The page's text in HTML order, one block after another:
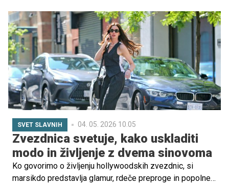
ustvarjalnosti, je prav okolje, v katerem otrok odrašča in
se igra. V zadnjih letih vse več raziskav kaže, da ima
narava pri tem izjemno pomembno vlogo.
SVET SLAVNIH 04. 05. 2026 10.05
Zvezdnica svetuje, kako uskladiti
modo in življenje z dvema sinovoma
Ko govorimo o življenju hollywoodskih zvezdnic, si
marsikdo predstavlja glamur, rdeče preproge in popolne